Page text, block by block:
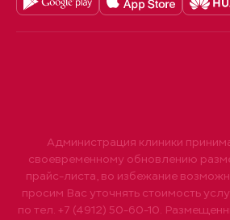
Администрация клиники
своевременному обновлению
прайс-листа, во избежание
просим Вас уточнять стоимость
по тел. +7 (4912) 50-60-10.